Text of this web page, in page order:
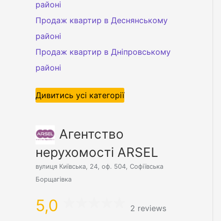
районі
Продаж квартир в Деснянському
районі
Продаж квартир в Дніпровському
районі
Дивитись усі категорії
Агентство
нерухомості ARSEL
вулиця Київська, 24, оф. 504, Софіївська
Борщагівка
5,0 2 reviews